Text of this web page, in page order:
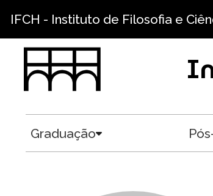
IFCH - Instituto de Filosofia e
Graduação